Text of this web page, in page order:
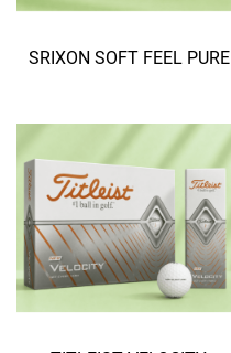
SRIXON SOFT FEEL PURE